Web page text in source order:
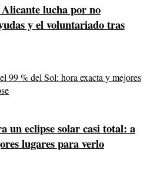
lucha por no
y el voluntariado tras
un eclipse solar casi total: a
lugares para verlo